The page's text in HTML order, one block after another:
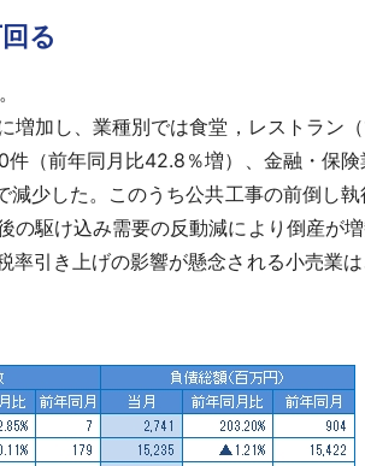
る
増加し、業種別では食堂，レストラ
（前年同月比42.8％増）、金融・保
少した。このうち公共工事の前倒し
駆け込み需要の反動減により倒産が
引き上げの影響が懸念される小売業